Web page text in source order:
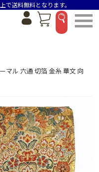
で送料無料となります。
マル 六通 切箔 金糸 華文 向